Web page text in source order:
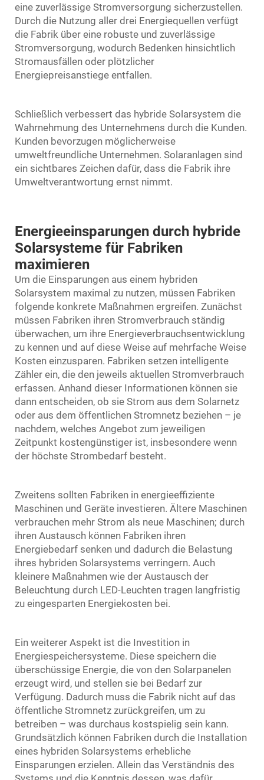
eine zuverlässige Stromversorgung sicherzustellen.
Durch die Nutzung aller drei Energiequellen verfügt
die Fabrik über eine robuste und zuverlässige
Stromversorgung, wodurch Bedenken hinsichtlich
Stromausfällen oder plötzlicher
Energiepreisanstiege entfallen.
Schließlich verbessert das hybride Solarsystem die
Wahrnehmung des Unternehmens durch die Kunden.
Kunden bevorzugen möglicherweise
umweltfreundliche Unternehmen. Solaranlagen sind
ein sichtbares Zeichen dafür, dass die Fabrik ihre
Umweltverantwortung ernst nimmt.
Energieeinsparungen durch hybride
Solarsysteme für Fabriken
maximieren
Um die Einsparungen aus einem hybriden
Solarsystem maximal zu nutzen, müssen Fabriken
folgende konkrete Maßnahmen ergreifen. Zunächst
müssen Fabriken ihren Stromverbrauch ständig
überwachen, um ihre Energieverbrauchsentwicklung
zu kennen und auf diese Weise auf mehrfache Weise
Kosten einzusparen. Fabriken setzen intelligente
Zähler ein, die den jeweils aktuellen Stromverbrauch
erfassen. Anhand dieser Informationen können sie
dann entscheiden, ob sie Strom aus dem Solarnetz
oder aus dem öffentlichen Stromnetz beziehen – je
nachdem, welches Angebot zum jeweiligen
Zeitpunkt kostengünstiger ist, insbesondere wenn
der höchste Strombedarf besteht.
Zweitens sollten Fabriken in energieeffiziente
Maschinen und Geräte investieren. Ältere Maschinen
verbrauchen mehr Strom als neue Maschinen; durch
ihren Austausch können Fabriken ihren
Energiebedarf senken und dadurch die Belastung
ihres hybriden Solarsystems verringern. Auch
kleinere Maßnahmen wie der Austausch der
Beleuchtung durch LED-Leuchten tragen langfristig
zu eingesparten Energiekosten bei.
Ein weiterer Aspekt ist die Investition in
Energiespeichersysteme. Diese speichern die
überschüssige Energie, die von den Solarpanelen
erzeugt wird, und stellen sie bei Bedarf zur
Verfügung. Dadurch muss die Fabrik nicht auf das
öffentliche Stromnetz zurückgreifen, um zu
betreiben – was durchaus kostspielig sein kann.
Grundsätzlich können Fabriken durch die Installation
eines hybriden Solarsystems erhebliche
Einsparungen erzielen. Allein das Verständnis des